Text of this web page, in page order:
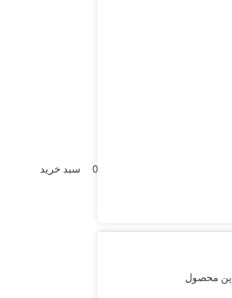
محصول
0 سبد خرید